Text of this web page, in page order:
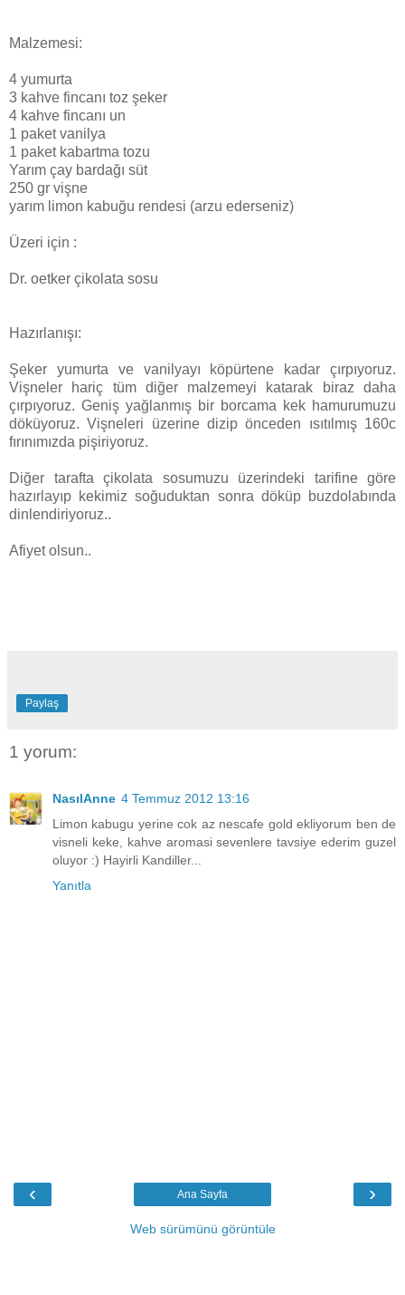
Malzemesi:
4 yumurta
3 kahve fincanı toz şeker
4 kahve fincanı un
1 paket vanilya
1 paket kabartma tozu
Yarım çay bardağı süt
250 gr vişne
yarım limon kabuğu rendesi (arzu ederseniz)
Üzeri için :
Dr. oetker çikolata sosu
Hazırlanışı:
Şeker yumurta ve vanilyayı köpürtene kadar çırpıyoruz.
Vişneler hariç tüm diğer malzemeyi katarak biraz daha
çırpıyoruz. Geniş yağlanmış bir borcama kek hamurumuzu
döküyoruz. Vişneleri üzerine dizip önceden ısıtılmış 160c
fırınımızda pişiriyoruz.
Diğer tarafta çikolata sosumuzu üzerindeki tarifine göre
hazırlayıp kekimiz soğuduktan sonra döküp buzdolabında
dinlendiriyoruz..
Afiyet olsun..
Paylaş
1 yorum:
NasılAnne 4 Temmuz 2012 13:16
Limon kabugu yerine cok az nescafe gold ekliyorum ben de
visneli keke, kahve aromasi sevenlere tavsiye ederim guzel
oluyor :) Hayirli Kandiller...
Yanıtla
‹ ›
Ana Sayfa
Web sürümünü görüntüle